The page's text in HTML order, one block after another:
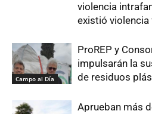
violencia
existió violencia
Campo al Día
ProREP y
impulsarán la
de residuos
Aprueban más